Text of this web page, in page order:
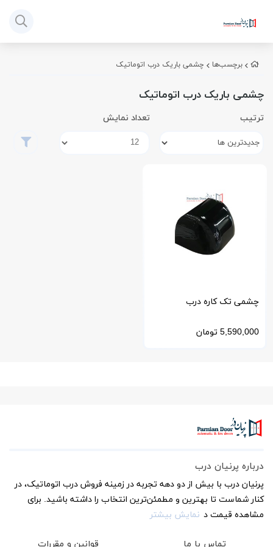
برچسب‌ها چشمی باریک درب اتوماتیک
چشمی باریک درب اتوماتیک
ترتیب تعداد نمایش
چشمی تک کاره درب
اتوماتیک برند Canbo Smart
5,590,000 تومان
درباره پرنیان درب
پرنیان درب با بیش از دو دهه تجربه در زمینه فروش درب اتوماتیک، در
کنار شماست تا بهترین و مطمئن‌ترین انتخاب را داشته باشید. برای
مشاهده قیمت د نمایش بیشتر
تماس با ما قوانین و مقررات